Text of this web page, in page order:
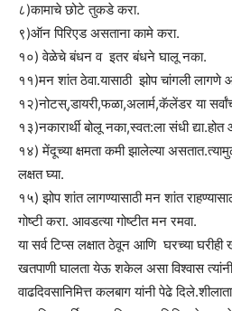
८)कामाचे छोटे तुकडे करा.
९)ऑन पिरिएड असताना कामे करा.
१०) वेळेचे बंधन व इतर बंधने घालू नका.
११)मन शांत ठेवा.यासाठी झोप चांगली लागणे
१२)नोटस्,डायरी,फळा,अलार्म,कॅलेंडर या
१३)नकारार्थी बोलू नका,स्वत:ला संधी
१४) मेंदूच्या क्षमता कमी झालेल्या
लक्षत घ्या.
१५) झोप शांत लागण्यासाठी मन शांत
गोष्टी करा. आवडत्या गोष्टीत मन रमवा.
या सर्व टिप्स लक्षात ठेवून आणि घरच्या
खतपाणी घालता येऊ शकेल असा विश्वास त्यांनी
वाढदिवसानिमित्त कलबाग यांनी पेढे